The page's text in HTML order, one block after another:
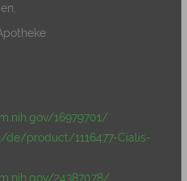
16979701/
product/1116477-Cialis-
24387078/